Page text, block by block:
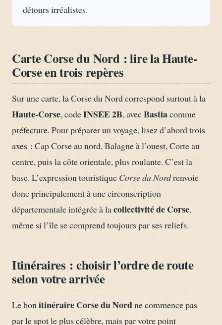
détours irréalistes.
Carte Corse du Nord : lire la Haute-
Corse en trois repères
Sur une carte, la Corse du Nord correspond surtout à la
Haute-Corse, codeINSEE 2B, avecBastiacomme
préfecture. Pour préparer un voyage, lisez d’abord trois
axes : Cap Corse au nord, Balagne à l’ouest, Corte au
centre, puis la côte orientale, plus roulante. C’est la
base. L’expression touristique Corse du Nordrenvoie
donc principalement à une circonscription
départementale intégrée à lacollectivité de Corse,
même si l’île se comprend toujours par ses reliefs.
Itinéraires : choisir l’ordre de route
selon votre arrivée
Le bonitinéraire Corse du Nordne commence pas
par le spot le plus célèbre, mais par votre point